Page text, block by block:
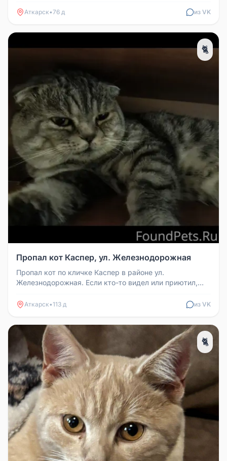
Аткарск•76 д из VK
🐈
Пропал кот Каспер, ул. Железнодорожная
Пропал кот по кличке Каспер в районе ул.
Железнодорожная. Если кто-то видел или приютил,
Аткарск•113 д из VK
🐈